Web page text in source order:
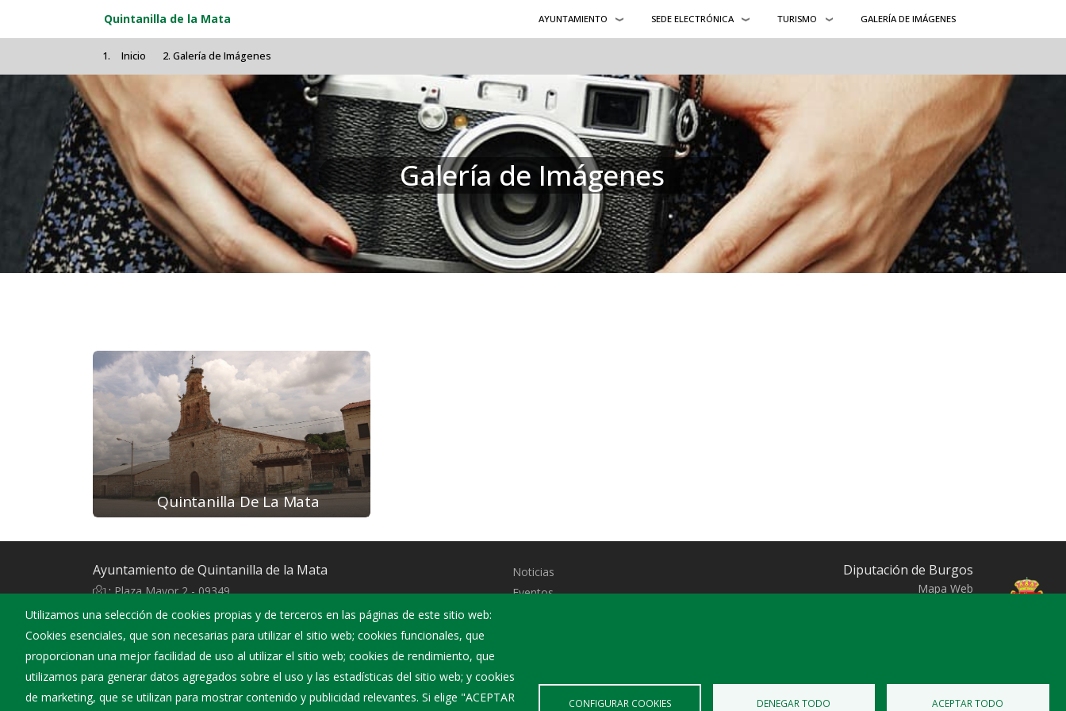
Pasar al contenido principal
Quintanilla de la Mata AYUNTAMIENTO SEDE ELECTRÓNICA TURISMO GALERÍA DE IMÁGENES
Inicio Galería de Imágenes
Galería de Imágenes
Quintanilla De La Mata
Utilizamos una selección de cookies propias y de terceros en las páginas de este sitio web:
Cookies esenciales, que son necesarias para utilizar el sitio web; cookies funcionales, que
proporcionan una mejor facilidad de uso al utilizar el sitio web; cookies de rendimiento, que
utilizamos para generar datos agregados sobre el uso y las estadísticas del sitio web; y cookies
de marketing, que se utilizan para mostrar contenido y publicidad relevantes. Si elige "ACEPTAR
CONFIGURAR COOKIES DENEGAR TODO ACEPTAR TODO
Ayuntamiento de Quintanilla de la Mata
: Plaza Mayor 2 - 09349
: 947170479
: quintanilladelamata@diputaciondeburgos.net
Noticias
Eventos
Corporación Municipal
Teléfonos de interés
Diputación de Burgos
Mapa Web